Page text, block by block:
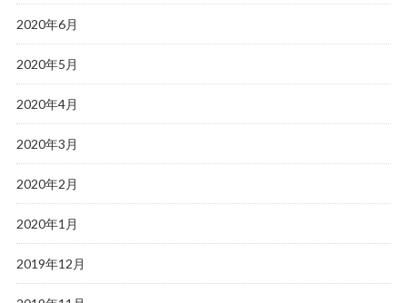
2020年6月
2020年5月
2020年4月
2020年3月
2020年2月
2020年1月
2019年12月